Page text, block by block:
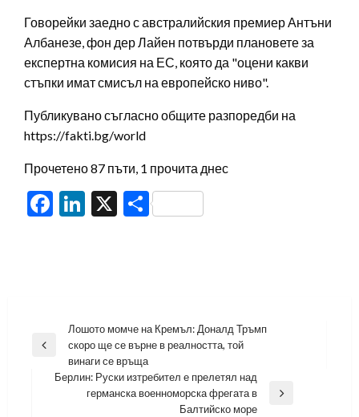
Говорейки заедно с австралийския премиер Антъни
Албанезе, фон дер Лайен потвърди плановете за
експертна комисия на ЕС, която да "оцени какви
стъпки имат смисъл на европейско ниво".
Публикувано съгласно общите разпоредби на
https://fakti.bg/world
Прочетено 87 пъти, 1 прочита днес
Facebook
LinkedIn
X Share
Навигация
Previous
Лошото момче на Кремъл: Доналд Тръмп
скоро ще се върне в реалността, той
винаги се връща
Берлин: Руски изтребител е прелетял над
германска военноморска фрегата в
Балтийско море